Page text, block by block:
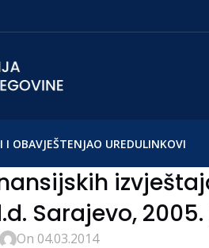
I OBAVJEŠTENJAO UREDULINKOVI
Sarajevo,
On 04.03.2014